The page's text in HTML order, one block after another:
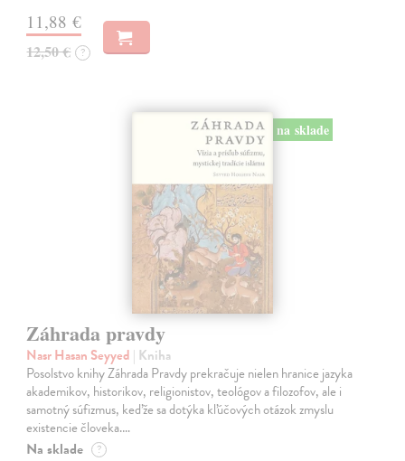
11,88 €
12,50 € ?
na sklade
Záhrada pravdy
Nasr Hasan Seyyed | Kniha
Posolstvo knihy Záhrada Pravdy prekračuje nielen hranice jazyka
akademikov, historikov, religionistov, teológov a filozofov, ale i
samotný súfizmus, keďže sa dotýka kľúčových otázok zmyslu
existencie človeka.…
Na sklade ?